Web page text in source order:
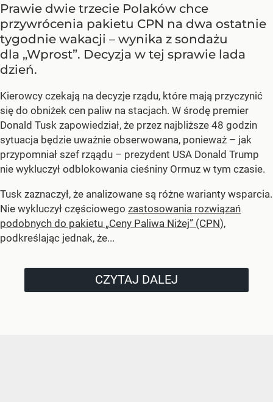
Prawie dwie trzecie Polaków chce
przywrócenia pakietu CPN na dwa ostatnie
tygodnie wakacji – wynika z sondażu
dla „Wprost”. Decyzja w tej sprawie lada
dzień.
Kierowcy czekają na decyzje rządu, które mają przyczynić
się do obniżek cen paliw na stacjach. W środę premier
Donald Tusk zapowiedział, że przez najbliższe 48 godzin
sytuacja będzie uważnie obserwowana, ponieważ – jak
przypomniał szef rząądu – prezydent USA Donald Trump
nie wykluczył odblokowania cieśniny Ormuz w tym czasie.
Tusk zaznaczył, że analizowane są różne warianty wsparcia.
Nie wykluczył częściowego zastosowania rozwiązań
podobnych do pakietu „Ceny Paliwa Niżej” (CPN),
podkreślając jednak, że...
CZYTAJ DALEJ